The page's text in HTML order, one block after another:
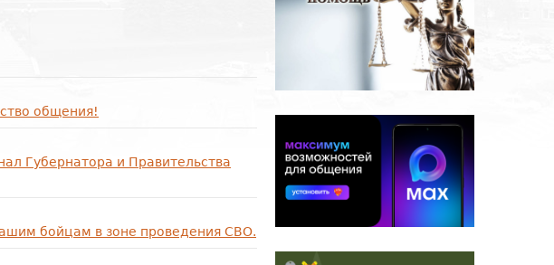
общения!
Губернатора и Правительства
бойцам в зоне проведения СВО.